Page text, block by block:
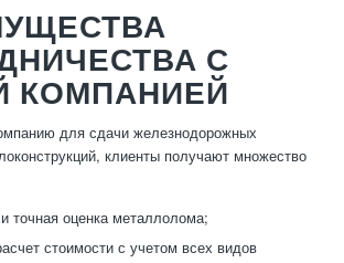
С
КОМПАНИЕЙ
для сдачи железнодорожных
клиенты получают множество
точная оценка металлолома;
стоимости с учетом всех видов